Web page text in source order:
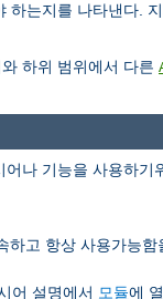
하는지를 나타낸다.
하위 범위에서 다른
나 기능을 사용하
고 항상 사용가능함
어 설명에서 모듈에